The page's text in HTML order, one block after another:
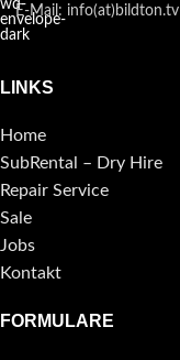
E-Mail: info(at)bildton.tv
LINKS
Home
SubRental – Dry Hire
Repair Service
Sale
Jobs
Kontakt
FORMULARE